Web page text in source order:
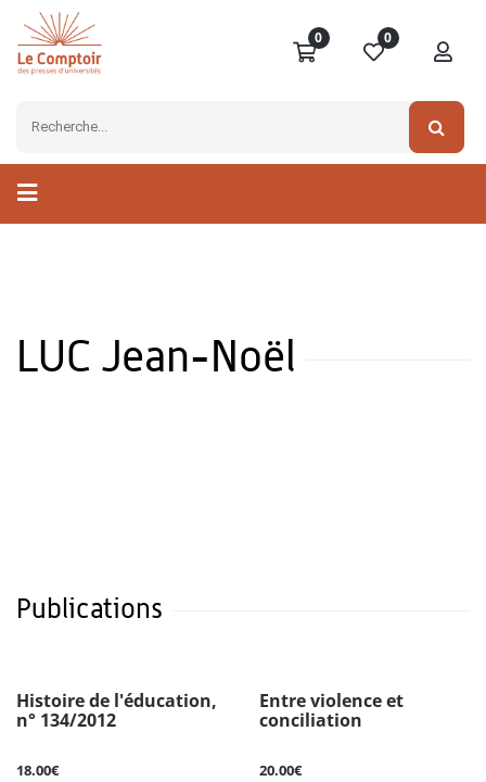
0 0
LUC Jean-Noël
Publications
Histoire de l'éducation,
n° 134/2012
18.00€
Entre violence et
conciliation
20.00€